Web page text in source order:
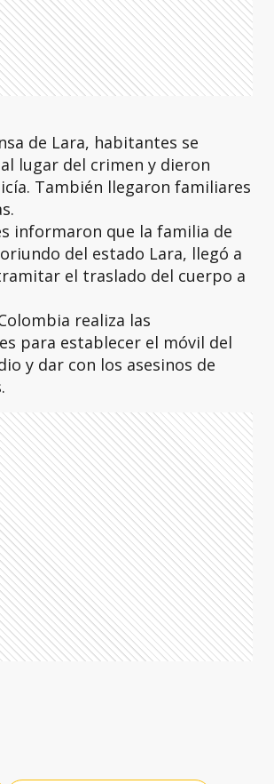
de Lara, habitantes se
lugar del crimen y dieron
También llegaron familiares
informaron que la familia de
oriundo del estado Lara, llegó a
el traslado del cuerpo a
realiza las
para establecer el móvil del
y dar con los asesinos de